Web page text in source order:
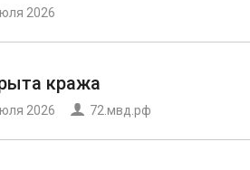
2026
кража
2026 72.мвд.рф